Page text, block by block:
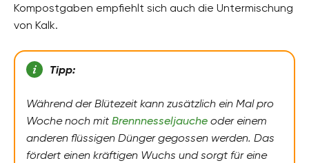
Kompostgaben empfiehlt sich auch die Untermischung
von Kalk.
Tipp:
Während der Blütezeit kann zusätzlich ein Mal pro
Woche noch mit Brennnesseljauche oder einem
anderen flüssigen Dünger gegossen werden. Das
fördert einen kräftigen Wuchs und sorgt für eine